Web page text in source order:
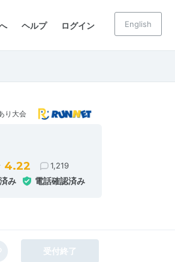
ヘルプ ログイン English
り大会
4.22 1,219
み 電話確認済み
受付終了